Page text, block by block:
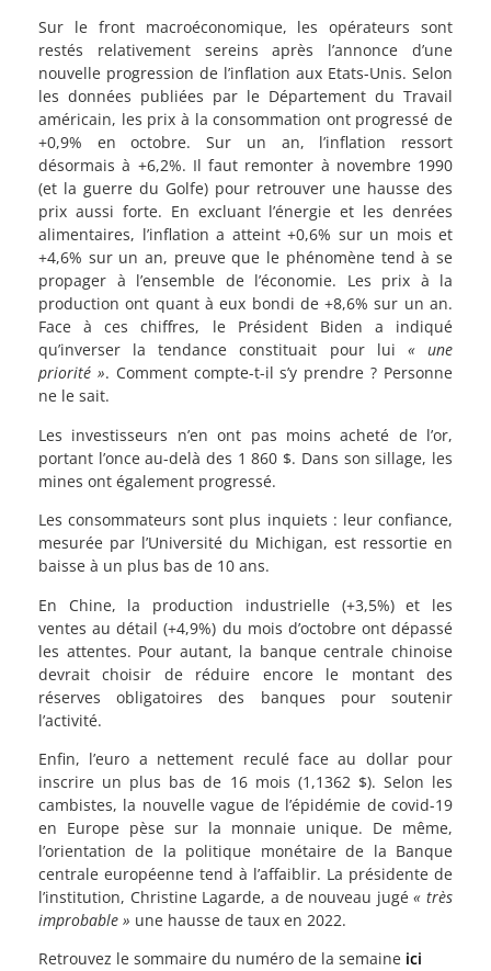
Sur le front macroéconomique, les opérateurs sont
restés relativement sereins après l’annonce d’une
nouvelle progression de l’inflation aux Etats-Unis. Selon
les données publiées par le Département du Travail
américain, les prix à la consommation ont progressé de
+0,9% en octobre. Sur un an, l’inflation ressort
désormais à +6,2%. Il faut remonter à novembre 1990
(et la guerre du Golfe) pour retrouver une hausse des
prix aussi forte. En excluant l’énergie et les denrées
alimentaires, l’inflation a atteint +0,6% sur un mois et
+4,6% sur un an, preuve que le phénomène tend à se
propager à l’ensemble de l’économie. Les prix à la
production ont quant à eux bondi de +8,6% sur un an.
Face à ces chiffres, le Président Biden a indiqué
qu’inverser la tendance constituait pour lui « une
priorité ». Comment compte-t-il s’y prendre ? Personne
ne le sait.
Les investisseurs n’en ont pas moins acheté de l’or,
portant l’once au-delà des 1 860 $. Dans son sillage, les
mines ont également progressé.
Les consommateurs sont plus inquiets : leur confiance,
mesurée par l’Université du Michigan, est ressortie en
baisse à un plus bas de 10 ans.
En Chine, la production industrielle (+3,5%) et les
ventes au détail (+4,9%) du mois d’octobre ont dépassé
les attentes. Pour autant, la banque centrale chinoise
devrait choisir de réduire encore le montant des
réserves obligatoires des banques pour soutenir
l’activité.
Enfin, l’euro a nettement reculé face au dollar pour
inscrire un plus bas de 16 mois (1,1362 $). Selon les
cambistes, la nouvelle vague de l’épidémie de covid-19
en Europe pèse sur la monnaie unique. De même,
l’orientation de la politique monétaire de la Banque
centrale européenne tend à l’affaiblir. La présidente de
l’institution, Christine Lagarde, a de nouveau jugé« très
improbable » une hausse de taux en 2022.
Retrouvez le sommaire du numéro de la semaine ici